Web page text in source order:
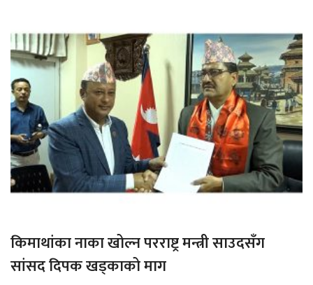
किमाथांका नाका खोल्न परराष्ट्र मन्त्री साउदसँग
सांसद दिपक खड्काको माग